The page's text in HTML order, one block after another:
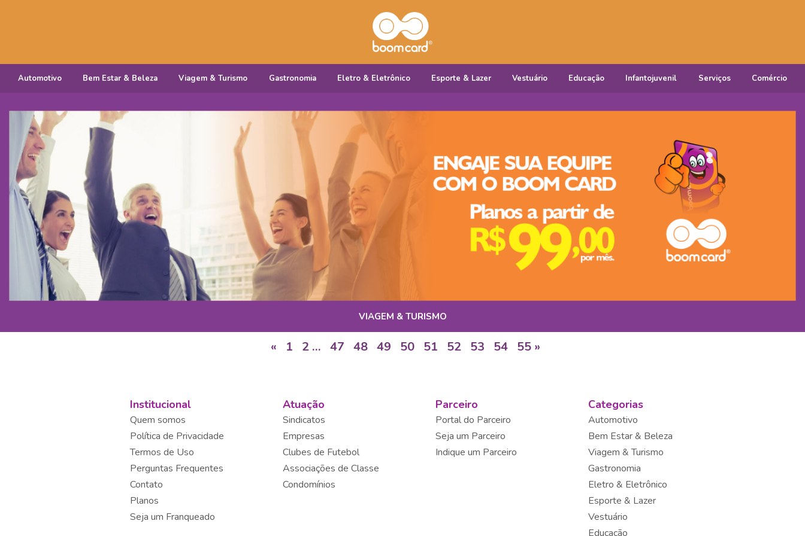
Automotivo Bem Estar & Beleza Viagem & Turismo Gastronomia Eletro & Eletrônico Esporte & Lazer Vestuário Educação Infantojuvenil Serviços Comércio
VIAGEM & TURISMO
« 1 2 … 47 48 49 50 51 52 53 54 55 »
Institucional
Quem somos
Política de Privacidade
Termos de Uso
Perguntas Frequentes
Contato
Planos
Seja um Franqueado
Atuação
Sindicatos
Empresas
Clubes de Futebol
Associações de Classe
Condomínios
Parceiro
Portal do Parceiro
Seja um Parceiro
Indique um Parceiro
Categorias
Automotivo
Bem Estar & Beleza
Viagem & Turismo
Gastronomia
Eletro & Eletrônico
Esporte & Lazer
Vestuário
Educação